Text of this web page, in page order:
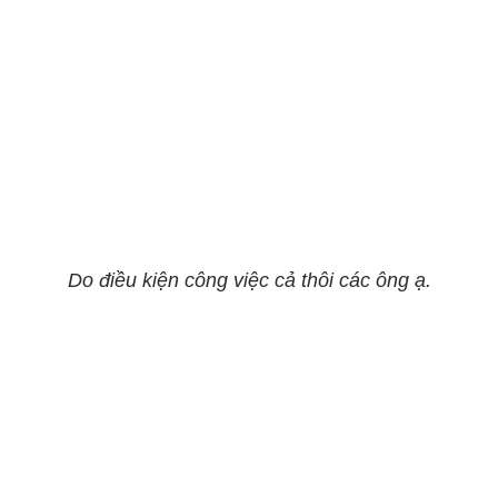
Do điều kiện công việc cả thôi các ông ạ.